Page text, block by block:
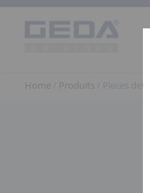
Home Produits / Pieces